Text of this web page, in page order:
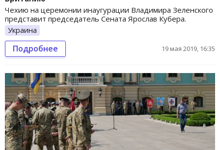
Чехию на церемонии инаугурации Владимира Зеленского
представит председатель Сената Ярослав Кубера.
Украина
Подробнее 19 мая 2019, 16:35